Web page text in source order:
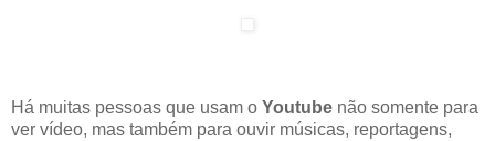
Há muitas pessoas que usam o Youtube não somente para
ver vídeo, mas também para ouvir músicas, reportagens,